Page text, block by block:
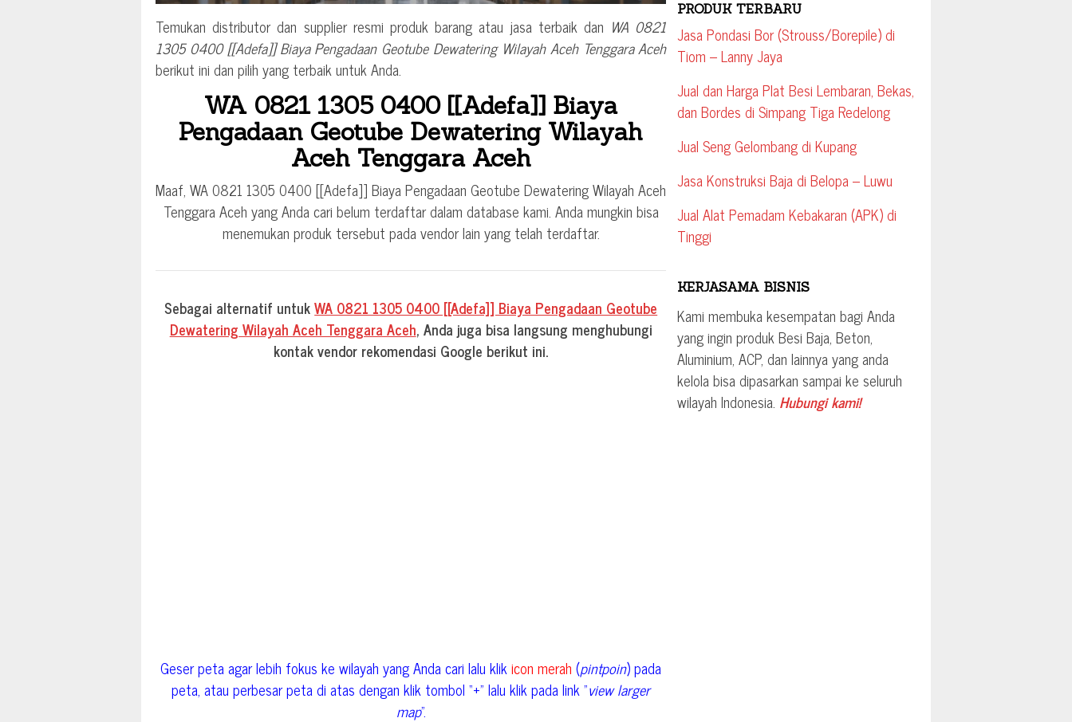
Temukan distributor dan supplier resmi produk barang atau jasa terbaik dan WA 0821
1305 0400 [[Adefa]] Biaya Pengadaan Geotube Dewatering Wilayah Aceh Tenggara Aceh
berikut ini dan pilih yang terbaik untuk Anda.
WA 0821 1305 0400 [[Adefa]] Biaya
Pengadaan Geotube Dewatering Wilayah
Aceh Tenggara Aceh
Maaf, WA 0821 1305 0400 [[Adefa]] Biaya Pengadaan Geotube Dewatering Wilayah Aceh
Tenggara Aceh yang Anda cari belum terdaftar dalam database kami. Anda mungkin bisa
menemukan produk tersebut pada vendor lain yang telah terdaftar.
Sebagai alternatif untukWA 0821 1305 0400 [[Adefa]] Biaya Pengadaan Geotube
Dewatering Wilayah Aceh Tenggara Aceh, Anda juga bisa langsung menghubungi
kontak vendor rekomendasi Google berikut ini.
Geser peta agar lebih fokus ke wilayah yang Anda cari lalu klikicon merah (pintpoin) pada
peta, atau perbesar peta di atas dengan klik tombol “+” lalu klik pada link "view larger
map".
PRODUK TERBARU
Jasa Pondasi Bor (Strouss/Borepile) di
Tiom – Lanny Jaya
Jual dan Harga Plat Besi Lembaran, Bekas,
dan Bordes di Simpang Tiga Redelong
Jual Seng Gelombang di Kupang
Jasa Konstruksi Baja di Belopa – Luwu
Jual Alat Pemadam Kebakaran (APK) di
Tinggi
KERJASAMA BISNIS
Kami membuka kesempatan bagi Anda
yang ingin produk Besi Baja, Beton,
Aluminium, ACP, dan lainnya yang anda
kelola bisa dipasarkan sampai ke seluruh
wilayah Indonesia. Hubungi kami!